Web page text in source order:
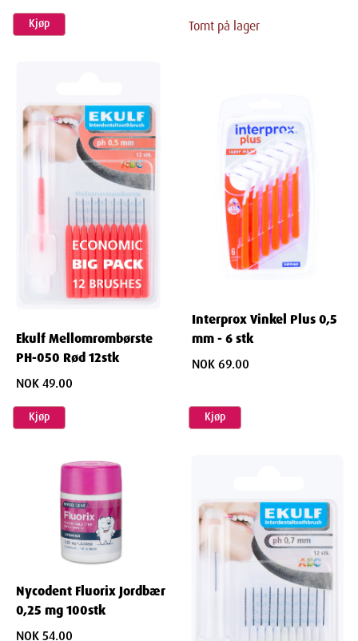
Kjøp Tomt på lager
Ekulf Mellomrombørste
PH-050 Rød 12stk
NOK 49.00
Kjøp
Interprox Vinkel Plus 0,5
mm - 6 stk
NOK 69.00
Kjøp
Nycodent Fluorix Jordbær
0,25 mg 100stk
NOK 54.00